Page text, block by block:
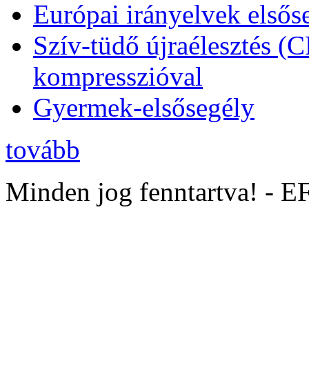
Európai irányelvek
Szív-tüdő újraélesztés
kompresszióval
Gyermek-elsősegély
tovább
Minden jog fenntartva! -